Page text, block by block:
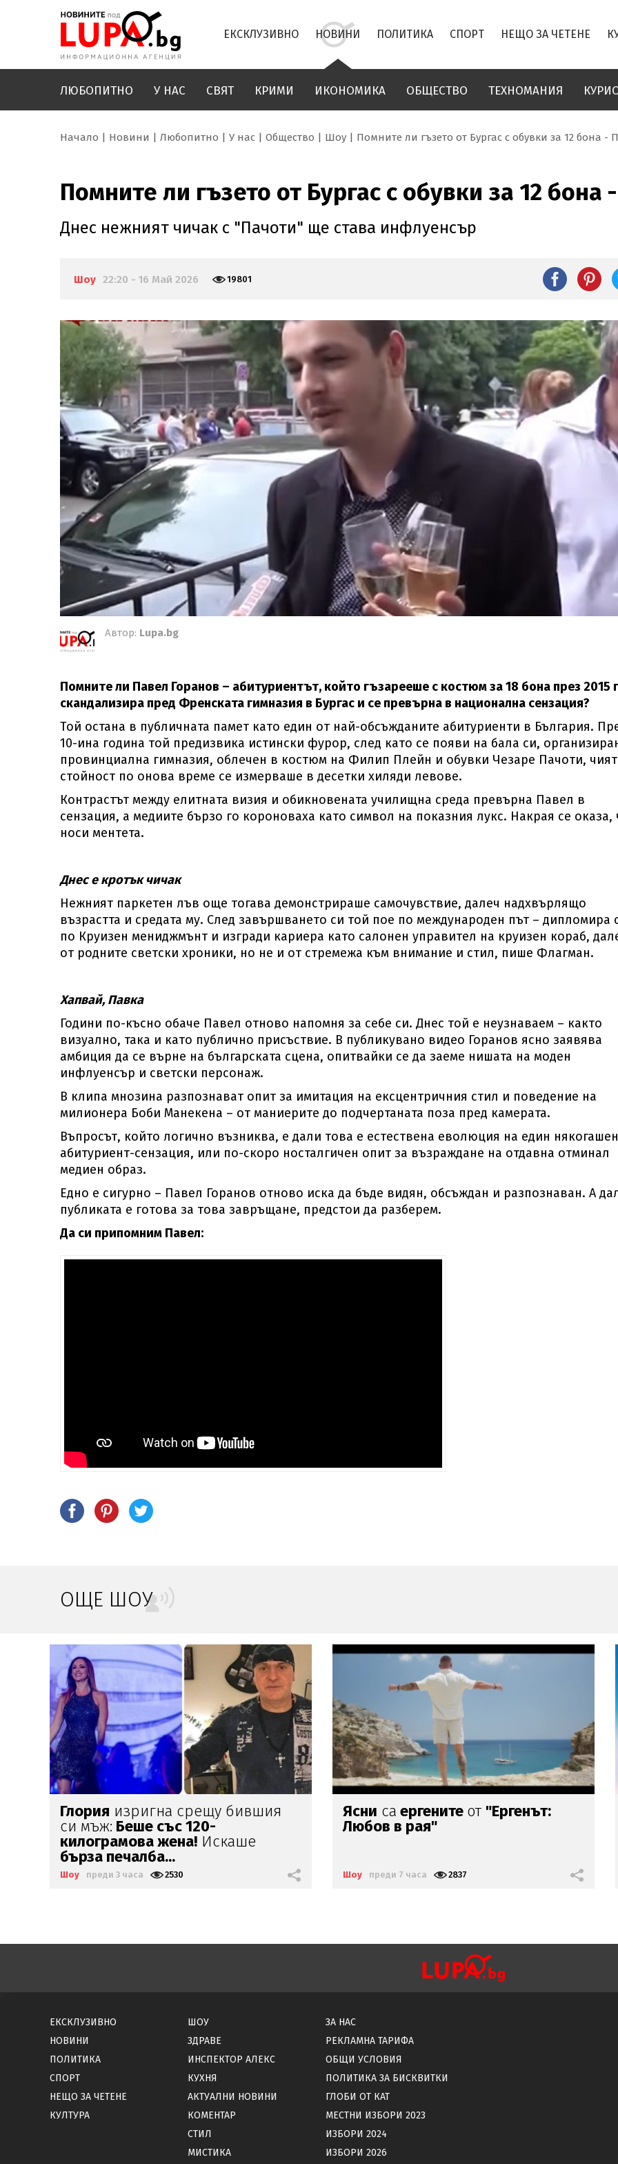
ЕКСКЛУЗИВНО НОВИНИ ПОЛИТИКА СПОРТ НЕЩО ЗА ЧЕТЕНЕ
ЛЮБОПИТНО У НАС СВЯТ КРИМИ ИКОНОМИКА ОБЩЕСТВО ТЕХНОМАНИЯ
Начало Новини Любопитно У нас Общество Шоу Помните ли гъзето от Бургас с обувки за 12 бона -
Помните ли гъзето от Бургас с обувки за 12
Днес нежният чичак с "Пачоти" ще става инфлуенсър
Шоу 22:20 - 16 Май 2026 19801
Автор: Lupa.bg
Помните ли Павел Горанов – абитуриентът, който гъзарееше с костюм за 18 бона през 2015
скандализира пред Френската гимназия в Бургас и се превърна в национална сензация?
Той остана в публичната памет като един от най-обсъжданите абитуриенти в България.
10-ина година той предизвика истински фурор, след като се появи на бала си,
провинциална гимназия, облечен в костюм на Филип Плейн и обувки Чезаре Пачоти,
стойност по онова време се измерваше в десетки хиляди левове.
Контрастът между елитната визия и обикновената училищна среда превърна Павел в
сензация, а медиите бързо го короноваха като символ на показния лукс. Накрая се оказа,
носи ментета.
Днес е кротък чичак
Нежният паркетен лъв още тогава демонстрираше самочувствие, далеч надхвърлящо
възрастта и средата му. След завършването си той пое по международен път – дипломира
по Круизен мениджмънт и изгради кариера като салонен управител на круизен кораб,
от родните светски хроники, но не и от стремежа към внимание и стил, пише Флагман.
Хапвай, Павка
Години по-късно обаче Павел отново напомня за себе си. Днес той е неузнаваем – както
визуално, така и като публично присъствие. В публикувано видео Горанов ясно заявява
амбиция да се върне на българската сцена, опитвайки се да заеме нишата на моден
инфлуенсър и светски персонаж.
В клипа мнозина разпознават опит за имитация на ексцентричния стил и поведение на
милионера Боби Манекена – от маниерите до подчертаната поза пред камерата.
Въпросът, който логично възниква, е дали това е естествена еволюция на един някогашен
абитуриент-сензация, или по-скоро носталгичен опит за възраждане на отдавна отминал
медиен образ.
Едно е сигурно – Павел Горанов отново иска да бъде видян, обсъждан и разпознаван. А
публиката е готова за това завръщане, предстои да разберем.
Да си припомним Павел:
ОЩЕ ШОУ
Глория изригна срещу бившия
си мъж: Беше със 120-
килограмова жена! Искаше
бърза печалба...
Шоу преди 3 часа 2530
Ясни са ергените от "Ергенът:
Любов в рая"
Шоу преди 7 часа 2837
ЕКСКЛУЗИВНО
НОВИНИ
ПОЛИТИКА
СПОРТ
НЕЩО ЗА ЧЕТЕНЕ
КУЛТУРА
ШОУ
ЗДРАВЕ
ИНСПЕКТОР АЛЕКС
КУХНЯ
АКТУАЛНИ НОВИНИ
КОМЕНТАР
СТИЛ
МИСТИКА
ЗА НАС
РЕКЛАМНА ТАРИФА
ОБЩИ УСЛОВИЯ
ПОЛИТИКА ЗА БИСКВИТКИ
ГЛОБИ ОТ КАТ
МЕСТНИ ИЗБОРИ 2023
ИЗБОРИ 2024
ИЗБОРИ 2026